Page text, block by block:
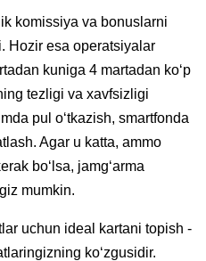
komissiya va bonuslarni
Hozir esa operatsiyalar
kuniga 4 martadan ko‘p
tezligi va xavfsizligi
pul o‘tkazish, smartfonda
Agar u katta, ammo
bo‘lsa, jamg‘arma
mumkin.
uchun ideal kartani topish -
ko‘zgusidir.